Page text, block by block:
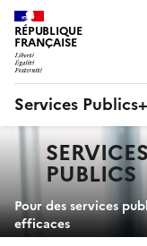
RÉPUBLIQUE
FRANÇAISE
Services Publics+
principalePUBLICS
Pour des services
efficaces